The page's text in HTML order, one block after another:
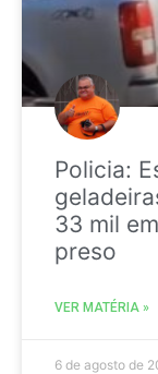
Policia:
33 mil
preso
VER MATÉRIA »
6 de agosto de